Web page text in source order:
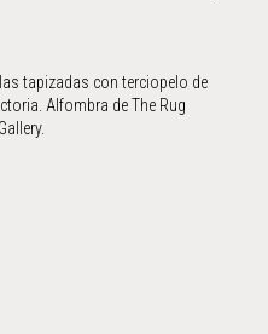
tapizadas con terciopelo de
Alfombra de The Rug